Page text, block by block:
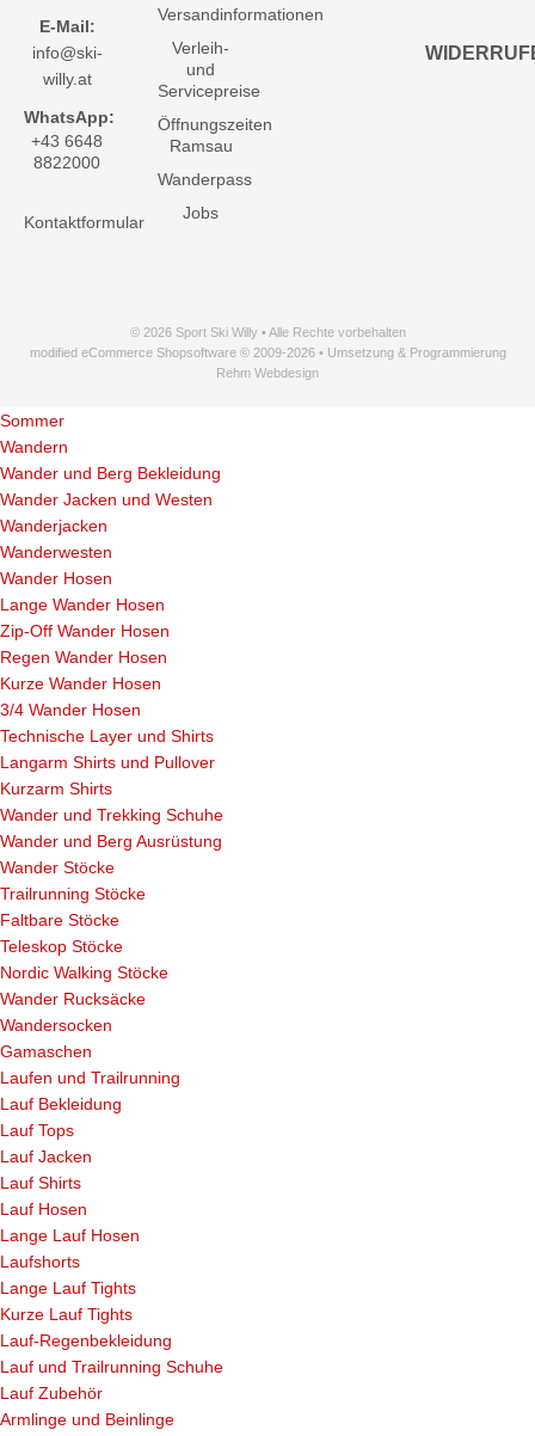
E-Mail:
info@ski-
willy.at
WhatsApp:
+43 6648
8822000
Kontaktformular
Versandinformationen
Verleih-
und
Servicepreise
Öffnungszeiten
Ramsau
Wanderpass
Jobs
© 2026 Sport Ski Willy • Alle Rechte vorbehalten
modified eCommerce Shopsoftware © 2009-2026 • Umsetzung & Programmierung
Rehm Webdesign
Sommer
Wandern
Wander und Berg Bekleidung
Wander Jacken und Westen
Wanderjacken
Wanderwesten
Wander Hosen
Lange Wander Hosen
Zip-Off Wander Hosen
Regen Wander Hosen
Kurze Wander Hosen
3/4 Wander Hosen
Technische Layer und Shirts
Langarm Shirts und Pullover
Kurzarm Shirts
Wander und Trekking Schuhe
Wander und Berg Ausrüstung
Wander Stöcke
Trailrunning Stöcke
Faltbare Stöcke
Teleskop Stöcke
Nordic Walking Stöcke
Wander Rucksäcke
Wandersocken
Gamaschen
Laufen und Trailrunning
Lauf Bekleidung
Lauf Tops
Lauf Jacken
Lauf Shirts
Lauf Hosen
Lange Lauf Hosen
Laufshorts
Lange Lauf Tights
Kurze Lauf Tights
Lauf-Regenbekleidung
Lauf und Trailrunning Schuhe
Lauf Zubehör
Armlinge und Beinlinge